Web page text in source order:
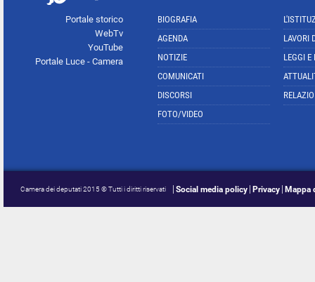
Portale storico
WebTv
YouTube
Portale Luce - Camera
BIOGRAFIA
AGENDA
NOTIZIE
COMUNICATI
DISCORSI
FOTO/VIDEO
LAVORI
LEGGI E
Camera dei deputati 2015 © Tutti i diritti riservati Social media policy Privacy Mappa